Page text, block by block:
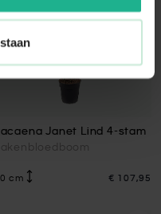
Janet Lind 4-stam
cm € 107,95